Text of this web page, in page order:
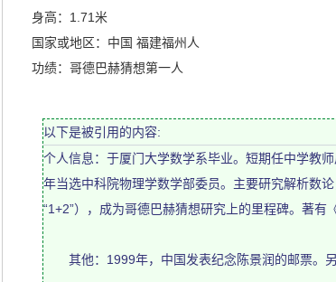
身高：1.71米
国家或地区：中国 福建福州人
功绩：哥德巴赫猜想第一人
以下是被引用的内容:
个人信息：于厦门大学数学系毕业。短期任中学教
年当选中科院物理学数学部委员。主要研究解析数
“1+2”），成为哥德巴赫猜想研究上的里程碑。著有
其他：1999年，中国发表纪念陈景润的邮票。另